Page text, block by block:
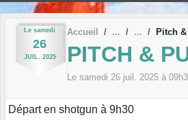
Le samedi
26
JUIL. 2025
Accueil Pitch &
PITCH &
Le samedi 26 juil. 2025 à
Départ en shotgun à 9h30